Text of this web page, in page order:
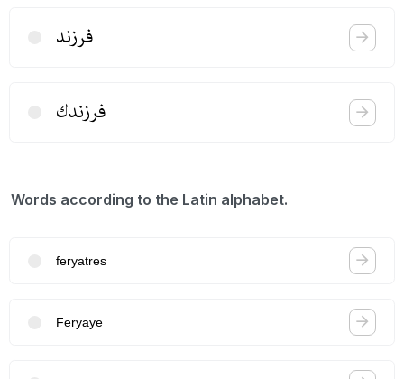
فرزند
فرزندك
Words according to the Latin alphabet.
feryatres
Feryaye